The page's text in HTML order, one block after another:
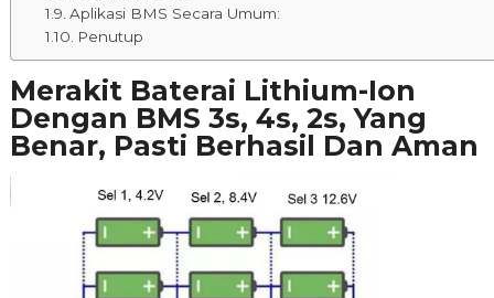
Aplikasi BMS Secara Umum:
Penutup
Merakit Baterai Lithium-Ion
Dengan BMS 3s, 4s, 2s, Yang
Benar, Pasti Berhasil Dan Aman